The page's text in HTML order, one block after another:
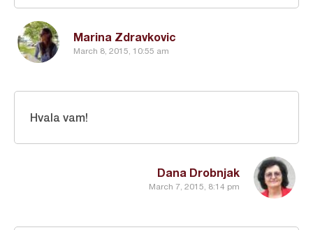
Marina Zdravkovic
March 8, 2015, 10:55 am
Dana Drobnjak
March 7, 2015, 8:14 pm
Hvala vam!